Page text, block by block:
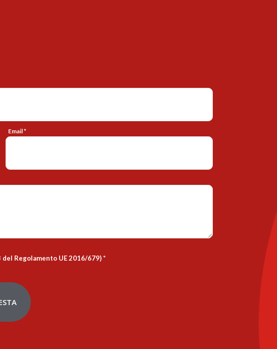
Email *
Regolamento UE 2016/679)*